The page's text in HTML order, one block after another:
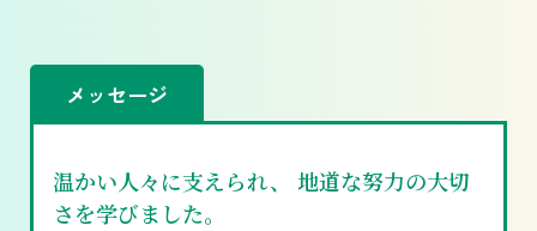
メッセージ
温かい人々に支えられ、 地道な努力の大切
さを学びました。